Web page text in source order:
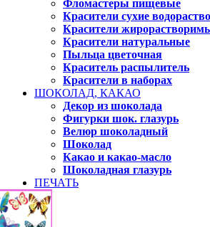
Фломастеры пищевые
Красители сухие
Красители
Красители натуральные
Пыльца цветочная
Краситель распылитель
Красители в наборах
ШОКОЛАД, КАКАО
Декор из шоколада
Фигурки шок. глазурь
Велюр шоколадный
Шоколад
Какао и какао-масло
Шоколадная глазурь
ПЕЧАТЬ